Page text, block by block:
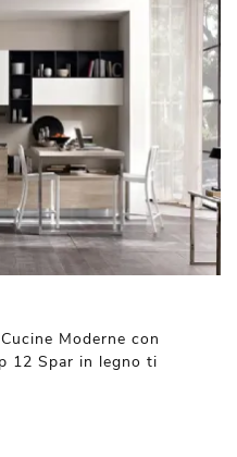
Moderne con
12 Spar in legno ti